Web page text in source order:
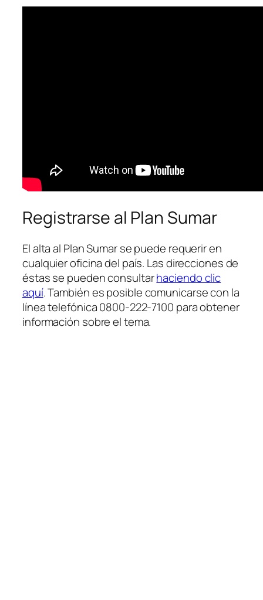
Registrarse al Plan Sumar
El alta al Plan Sumar se puede requerir en
cualquier oficina del país. Las direcciones de
éstas se pueden consultarhaciendo clic
aquí. También es posible comunicarse con la
línea telefónica 0800-222-7100 para obtener
información sobre el tema.